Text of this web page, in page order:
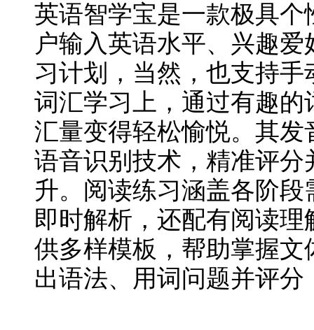
英语智学宝是一款极具
户输入英语水平、兴趣
习计划，当然，也支持
词汇学习上，通过有趣
汇量变得轻松愉悦。其
语音识别技术，精准评
升。阅读练习涵盖各阶
即时解析，还配有阅读
供多样模板，帮助掌握
出语法、用词问题并评